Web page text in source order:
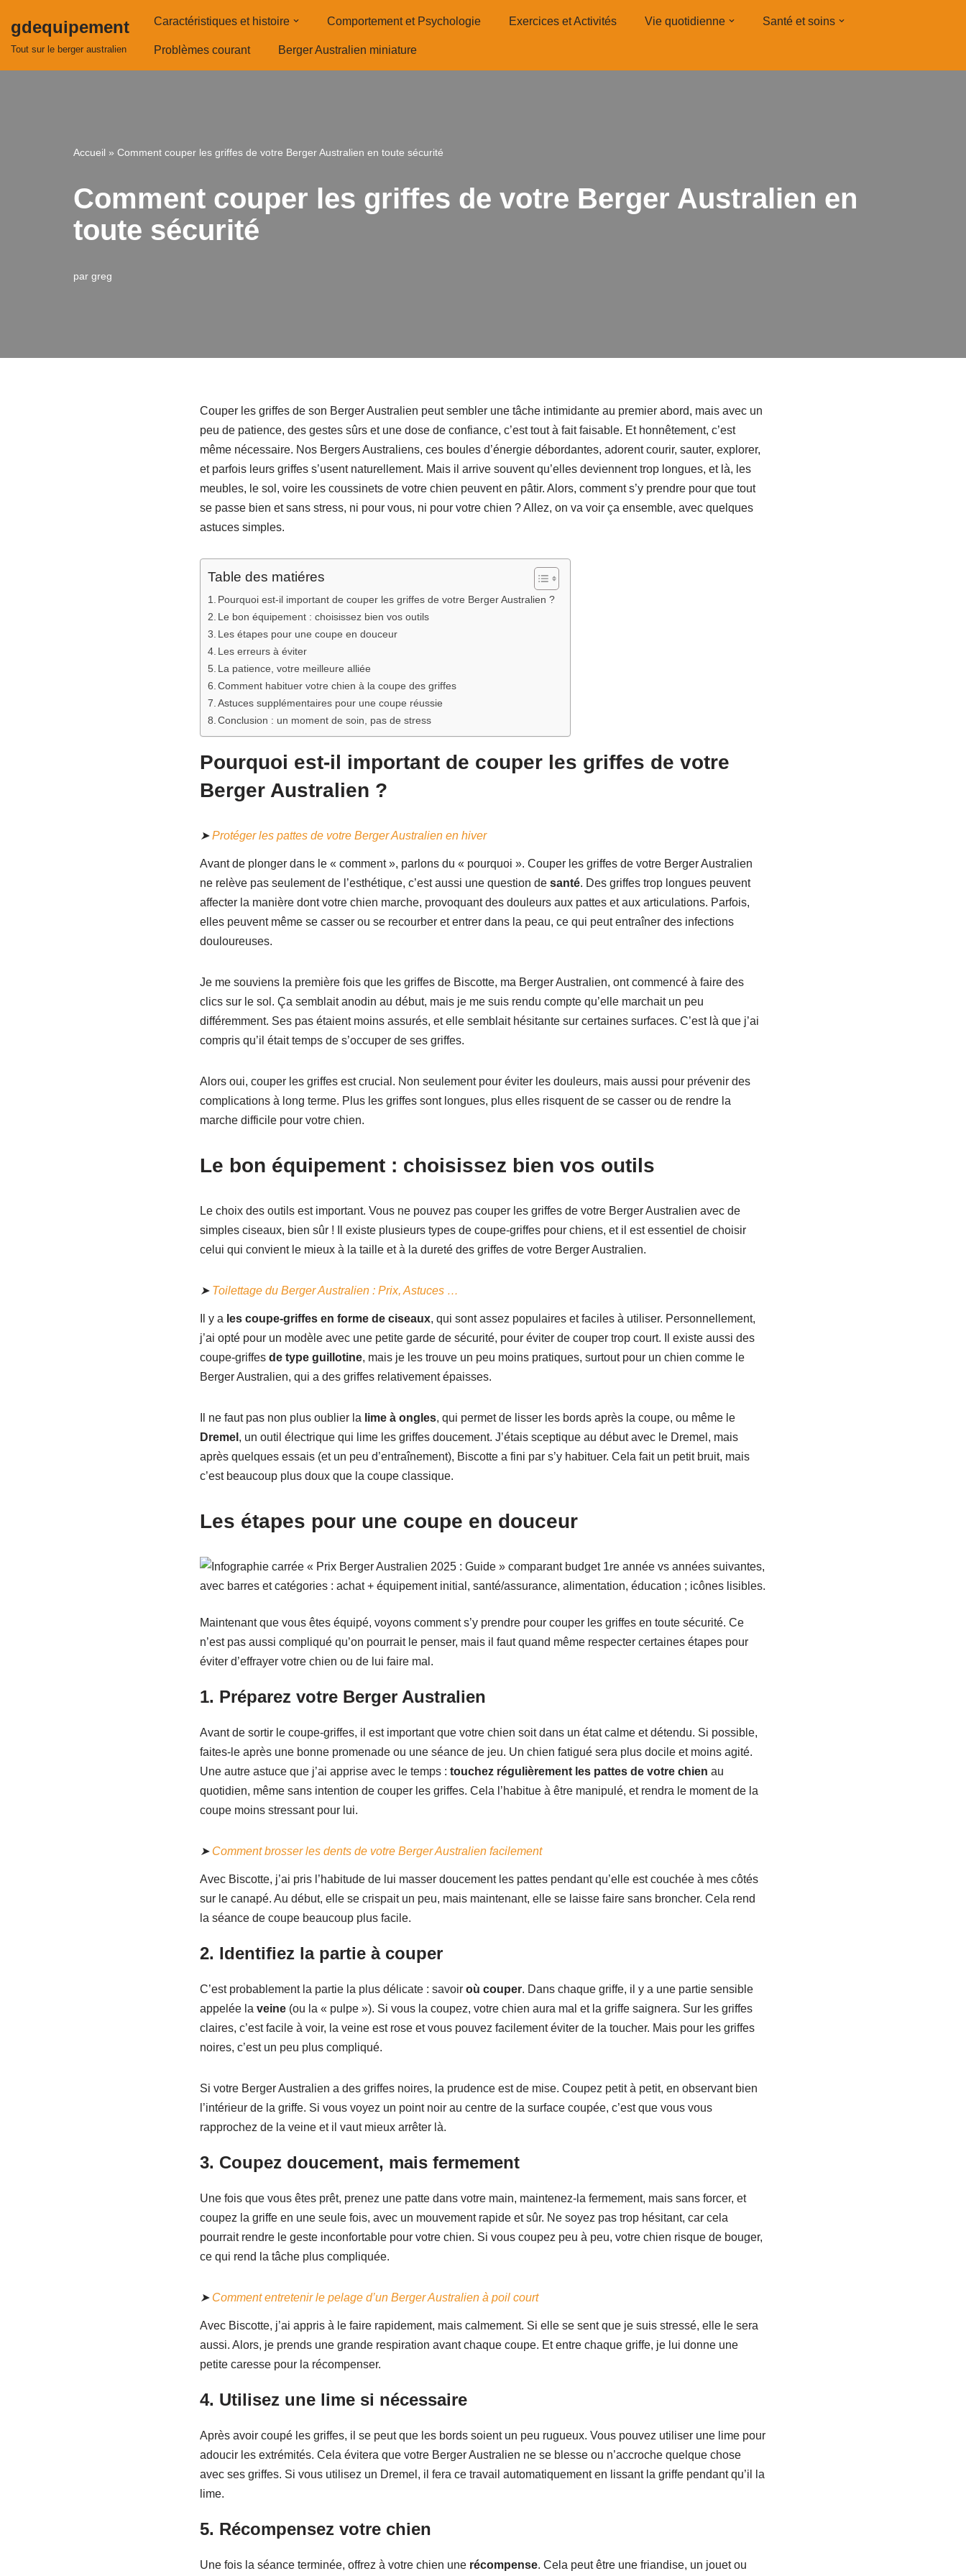
Aller
gdequipement
Tout sur le berger australien
Caractéristiques et histoire Comportement et Psychologie Exercices et Activités Vie quotidienne Santé et soins
Problèmes courant Berger Australien miniature
Accueil » Comment couper les griffes de votre Berger Australien en toute sécurité
Comment couper les griffes de votre Berger Australien en
toute sécurité
par greg
Couper les griffes de son Berger Australien peut sembler une tâche intimidante au premier abord, mais avec un
peu de patience, des gestes sûrs et une dose de confiance, c’est tout à fait faisable. Et honnêtement, c’est
même nécessaire. Nos Bergers Australiens, ces boules d’énergie débordantes, adorent courir, sauter, explorer,
et parfois leurs griffes s’usent naturellement. Mais il arrive souvent qu’elles deviennent trop longues, et là, les
meubles, le sol, voire les coussinets de votre chien peuvent en pâtir. Alors, comment s’y prendre pour que tout
se passe bien et sans stress, ni pour vous, ni pour votre chien ? Allez, on va voir ça ensemble, avec quelques
astuces simples.
Table des matiéres
Pourquoi est-il important de couper les griffes de votre Berger Australien ?
Le bon équipement : choisissez bien vos outils
Les étapes pour une coupe en douceur
Les erreurs à éviter
La patience, votre meilleure alliée
Comment habituer votre chien à la coupe des griffes
Astuces supplémentaires pour une coupe réussie
Conclusion : un moment de soin, pas de stress
Pourquoi est-il important de couper les griffes de votre
Berger Australien ?
➤Protéger les pattes de votre Berger Australien en hiver
Avant de plonger dans le « comment », parlons du « pourquoi ». Couper les griffes de votre Berger Australien
ne relève pas seulement de l’esthétique, c’est aussi une question de santé. Des griffes trop longues peuvent
affecter la manière dont votre chien marche, provoquant des douleurs aux pattes et aux articulations. Parfois,
elles peuvent même se casser ou se recourber et entrer dans la peau, ce qui peut entraîner des infections
douloureuses.
Je me souviens la première fois que les griffes de Biscotte, ma Berger Australien, ont commencé à faire des
clics sur le sol. Ça semblait anodin au début, mais je me suis rendu compte qu’elle marchait un peu
différemment. Ses pas étaient moins assurés, et elle semblait hésitante sur certaines surfaces. C’est là que j’ai
compris qu’il était temps de s’occuper de ses griffes.
Alors oui, couper les griffes est crucial. Non seulement pour éviter les douleurs, mais aussi pour prévenir des
complications à long terme. Plus les griffes sont longues, plus elles risquent de se casser ou de rendre la
marche difficile pour votre chien.
Le bon équipement : choisissez bien vos outils
Le choix des outils est important. Vous ne pouvez pas couper les griffes de votre Berger Australien avec de
simples ciseaux, bien sûr ! Il existe plusieurs types de coupe-griffes pour chiens, et il est essentiel de choisir
celui qui convient le mieux à la taille et à la dureté des griffes de votre Berger Australien.
➤ Toilettage du Berger Australien : Prix, Astuces …
Il y a les coupe-griffes en forme de ciseaux, qui sont assez populaires et faciles à utiliser. Personnellement,
j’ai opté pour un modèle avec une petite garde de sécurité, pour éviter de couper trop court. Il existe aussi des
coupe-griffes de type guillotine, mais je les trouve un peu moins pratiques, surtout pour un chien comme le
Berger Australien, qui a des griffes relativement épaisses.
Il ne faut pas non plus oublier la lime à ongles, qui permet de lisser les bords après la coupe, ou même le
Dremel , un outil électrique qui lime les griffes doucement. J’étais sceptique au début avec le Dremel, mais
après quelques essais (et un peu d’entraînement), Biscotte a fini par s’y habituer. Cela fait un petit bruit, mais
c’est beaucoup plus doux que la coupe classique.
Les étapes pour une coupe en douceur
Maintenant que vous êtes équipé, voyons comment s’y prendre pour couper les griffes en toute sécurité. Ce
n’est pas aussi compliqué qu’on pourrait le penser, mais il faut quand même respecter certaines étapes pour
éviter d’effrayer votre chien ou de lui faire mal.
1. Préparez votre Berger Australien
Avant de sortir le coupe-griffes, il est important que votre chien soit dans un état calme et détendu. Si possible,
faites-le après une bonne promenade ou une séance de jeu. Un chien fatigué sera plus docile et moins agité.
Une autre astuce que j’ai apprise avec le temps : touchez régulièrement les pattes de votre chien au
quotidien, même sans intention de couper les griffes. Cela l’habitue à être manipulé, et rendra le moment de la
coupe moins stressant pour lui.
➤ Comment brosser les dents de votre Berger Australien facilement
Avec Biscotte, j’ai pris l’habitude de lui masser doucement les pattes pendant qu’elle est couchée à mes côtés
sur le canapé. Au début, elle se crispait un peu, mais maintenant, elle se laisse faire sans broncher. Cela rend
la séance de coupe beaucoup plus facile.
2. Identifiez la partie à couper
C’est probablement la partie la plus délicate : savoir où couper. Dans chaque griffe, il y a une partie sensible
appelée la veine(ou la « pulpe »). Si vous la coupez, votre chien aura mal et la griffe saignera. Sur les griffes
claires, c’est facile à voir, la veine est rose et vous pouvez facilement éviter de la toucher. Mais pour les griffes
noires, c’est un peu plus compliqué.
Si votre Berger Australien a des griffes noires, la prudence est de mise. Coupez petit à petit, en observant bien
l’intérieur de la griffe. Si vous voyez un point noir au centre de la surface coupée, c’est que vous vous
rapprochez de la veine et il vaut mieux arrêter là.
3. Coupez doucement, mais fermement
Une fois que vous êtes prêt, prenez une patte dans votre main, maintenez-la fermement, mais sans forcer, et
coupez la griffe en une seule fois, avec un mouvement rapide et sûr. Ne soyez pas trop hésitant, car cela
pourrait rendre le geste inconfortable pour votre chien. Si vous coupez peu à peu, votre chien risque de bouger,
ce qui rend la tâche plus compliquée.
➤ Comment entretenir le pelage d’un Berger Australien à poil court
Avec Biscotte, j’ai appris à le faire rapidement, mais calmement. Si elle se sent que je suis stressé, elle le sera
aussi. Alors, je prends une grande respiration avant chaque coupe. Et entre chaque griffe, je lui donne une
petite caresse pour la récompenser.
4. Utilisez une lime si nécessaire
Après avoir coupé les griffes, il se peut que les bords soient un peu rugueux. Vous pouvez utiliser une lime pour
adoucir les extrémités. Cela évitera que votre Berger Australien ne se blesse ou n’accroche quelque chose
avec ses griffes. Si vous utilisez un Dremel, il fera ce travail automatiquement en lissant la griffe pendant qu’il la
lime.
5. Récompensez votre chien
Une fois la séance terminée, offrez à votre chien une récompense. Cela peut être une friandise, un jouet ou